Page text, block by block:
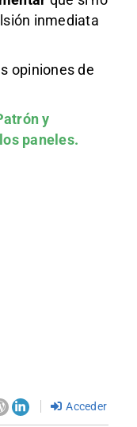
inmediata
opiniones de
y
paneles.
Acceder